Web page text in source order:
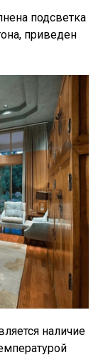
подсветка
приведен
наличие